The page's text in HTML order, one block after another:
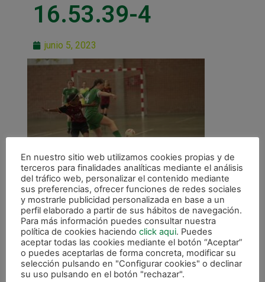
16.53.39-4
junio 5, 2023
ANTERIOR
El Infantil femenino vive una fantástica experiencia en Zaragoza
En nuestro sitio web utilizamos cookies propias y de
terceros para finalidades analíticas mediante el análisis
del tráfico web, personalizar el contenido mediante
sus preferencias, ofrecer funciones de redes sociales
y mostrarle publicidad personalizada en base a un
perfil elaborado a partir de sus hábitos de navegación.
Para más información puedes consultar nuestra
política de cookies haciendo click aqui. Puedes
aceptar todas las cookies mediante el botón “Aceptar”
o puedes aceptarlas de forma concreta, modificar su
selección pulsando en "Configurar cookies" o declinar
su uso pulsando en el botón "rechazar".